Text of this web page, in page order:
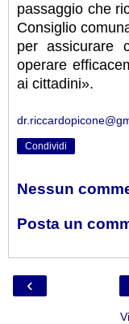
passaggio che
Consiglio
per assicurare
operare
ai cittadini».
Condividi
Nessun
Posta un
‹